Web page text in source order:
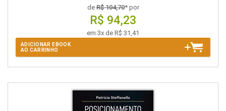
deR$ 104,70* por
R$ 94,23
em 3x de R$ 31,41
ADICIONAR EBOOK
AO CARRINHO